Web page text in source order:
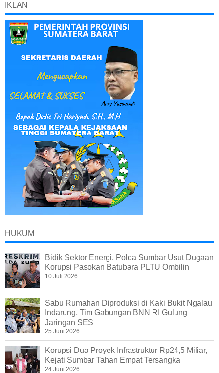
IKLAN
HUKUM
Bidik Sektor Energi, Polda Sumbar Usut Dugaan
Korupsi Pasokan Batubara PLTU Ombilin
10 Juli 2026
Sabu Rumahan Diproduksi di Kaki Bukit Ngalau
Indarung, Tim Gabungan BNN RI Gulung
Jaringan SES
25 Juni 2026
Korupsi Dua Proyek Infrastruktur Rp24,5 Miliar,
Kejati Sumbar Tahan Empat Tersangka
24 Juni 2026